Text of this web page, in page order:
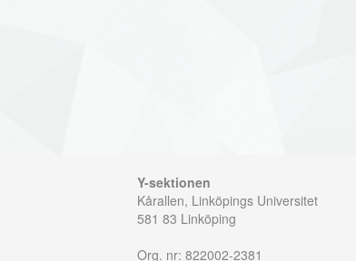
Y-sektionen
Kårallen, Linköpings Universitet
581 83 Linköping
Org. nr: 822002-2381